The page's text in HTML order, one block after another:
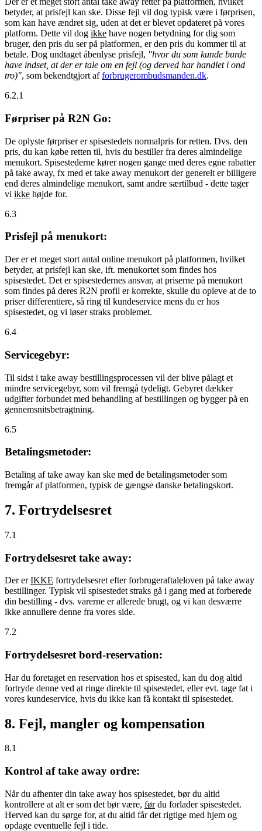
betyder, at prisfejl kan ske. Disse fejl vil dog typisk være i førprisen,
som kan have ændret sig, uden at det er blevet opdateret på vores
platform. Dette vil dog ikke have nogen betydning for dig som
bruger, den pris du ser på platformen, er den pris du kommer til at
betale. Dog undtaget åbenlyse prisfejl, "hvor du som kunde burde
have indset, at der er tale om en fejl (og derved har handlet i ond
tro)", som bekendtgjort afforbrugerombudsmanden.dk.
6.2.1
Førpriser på R2N Go:
De oplyste førpriser er spisestedets normalpris for retten. Dvs. den
pris, du kan købe retten til, hvis du bestiller fra deres almindelige
menukort. Spisestederne kører nogen gange med deres egne rabatter
på take away, fx med et take away menukort der generelt er billigere
end deres almindelige menukort, samt andre særtilbud - dette tager
vi ikke højde for.
6.3
Prisfejl på menukort:
Der er et meget stort antal online menukort på platformen, hvilket
betyder, at prisfejl kan ske, ift. menukortet som findes hos
spisestedet. Det er spisestedernes ansvar, at priserne på menukort
som findes på deres R2N profil er korrekte, skulle du opleve at de to
priser differentiere, så ring til kundeservice mens du er hos
spisestedet, og vi løser straks problemet.
6.4
Servicegebyr:
Til sidst i take away bestillingsprocessen vil der blive pålagt et
mindre servicegebyr, som vil fremgå tydeligt. Gebyret dækker
udgifter forbundet med behandling af bestillingen og bygger på en
gennemsnitsbetragtning.
6.5
Betalingsmetoder:
Betaling af take away kan ske med de betalingsmetoder som
fremgår af platformen, typisk de gængse danske betalingskort.
7. Fortrydelsesret
7.1
Fortrydelsesret take away:
Der erIKKE fortrydelsesret efter forbrugeraftaleloven på take away
bestillinger. Typisk vil spisestedet straks gå i gang med at forberede
din bestilling - dvs. varerne er allerede brugt, og vi kan desværre
ikke annullere denne fra vores side.
7.2
Fortrydelsesret bord-reservation:
Har du foretaget en reservation hos et spisested, kan du dog altid
fortryde denne ved at ringe direkte til spisestedet, eller evt. tage fat i
vores kundeservice, hvis du ikke kan få kontakt til spisestedet.
8. Fejl, mangler og kompensation
8.1
Kontrol af take away ordre:
Når du afhenter din take away hos spisestedet, bør du altid
kontrollere at alt er som det bør være, førdu forlader spisestedet.
Herved kan du sørge for, at du altid får det rigtige med hjem og
opdage eventuelle fejl i tide.